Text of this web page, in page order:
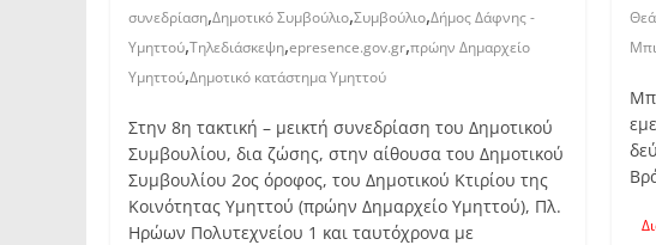
συνεδρίαση,Δημοτικό Συμβούλιο,Συμβούλιο,Δήμος Δάφνης -
Υμηττού,Τηλεδιάσκεψη,epresence.gov.gr,πρώην Δημαρχείο
Υμηττού,Δημοτικό κατάστημα Υμηττού
Στην 8η τακτική – μεικτή συνεδρίαση του Δημοτικού
Συμβουλίου, δια ζώσης, στην αίθουσα του Δημοτικού
Συμβουλίου 2ος όροφος, του Δημοτικού Κτιρίου της
Κοινότητας Υμηττού (πρώην Δημαρχείο Υμηττού), Πλ.
Ηρώων Πολυτεχνείου 1 και ταυτόχρονα με